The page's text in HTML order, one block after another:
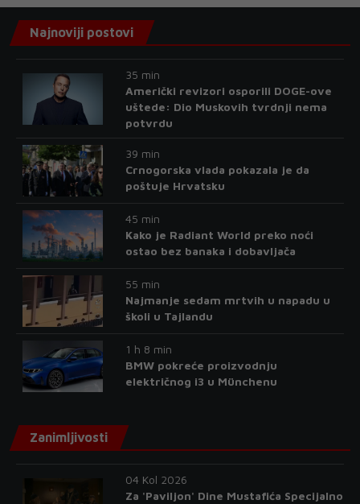
Najnoviji postovi
35 min
Američki revizori osporili DOGE-ove
uštede: Dio Muskovih tvrdnji nema
potvrdu
39 min
Crnogorska vlada pokazala je da
poštuje Hrvatsku
45 min
Kako je Radiant World preko noći
ostao bez banaka i dobavljača
55 min
Najmanje sedam mrtvih u napadu u
školi u Tajlandu
1 h 8 min
BMW pokreće proizvodnju
električnog i3 u Münchenu
Zanimljivosti
04 Kol 2026
Za 'Paviljon' Dine Mustafića Specijalno